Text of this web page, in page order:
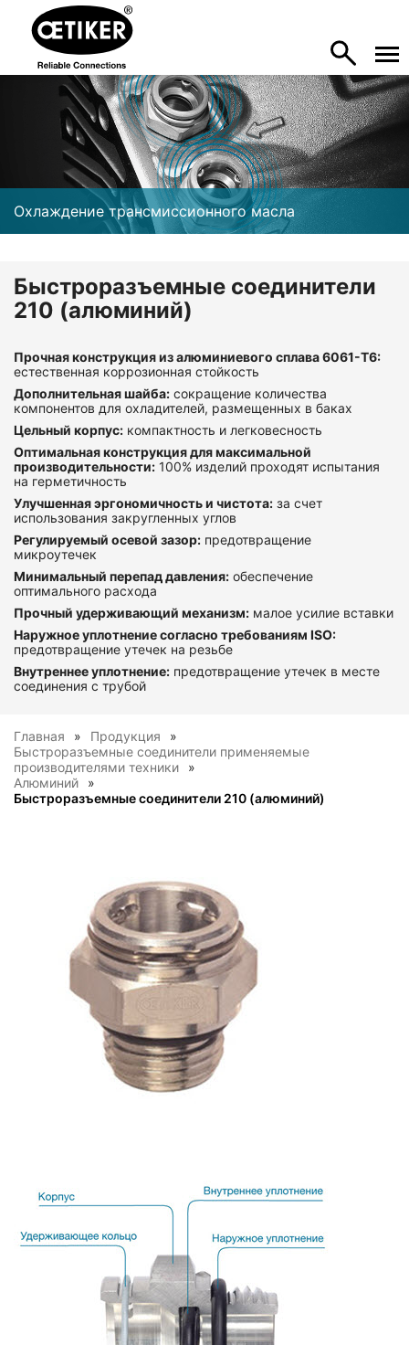
Охлаждение трансмиссионного масла
Быстроразъемные соединители
210 (алюминий)
Прочная конструкция из алюминиевого сплава 6061-T6:
естественная коррозионная стойкость
Дополнительная шайба: сокращение количества
компонентов для охладителей, размещенных в баках
Цельный корпус: компактность и легковесность
Оптимальная конструкция для максимальной
производительности: 100% изделий проходят испытания
на герметичность
Улучшенная эргономичность и чистота: за счет
использования закругленных углов
Регулируемый осевой зазор: предотвращение
микроутечек
Минимальный перепад давления: обеспечение
оптимального расхода
Прочный удерживающий механизм: малое усилие вставки
Наружное уплотнение согласно требованиям ISO:
предотвращение утечек на резьбе
Внутреннее уплотнение: предотвращение утечек в месте
соединения с трубой
Главная
Продукция
Быстроразъемные соединители применяемые
производителями техники
Алюминий
Быстроразъемные соединители 210 (алюминий)